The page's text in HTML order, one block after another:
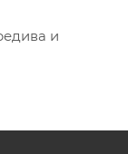
и